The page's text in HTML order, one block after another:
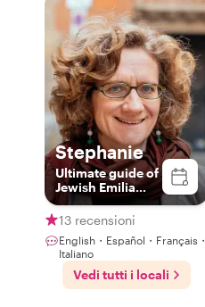
Stephanie
Ultimate guide of
Jewish Emilia
Romagna (you
should learn
about It!)
13 recensioni
English・Español・Français・
Italiano
Vedi tutti i locali